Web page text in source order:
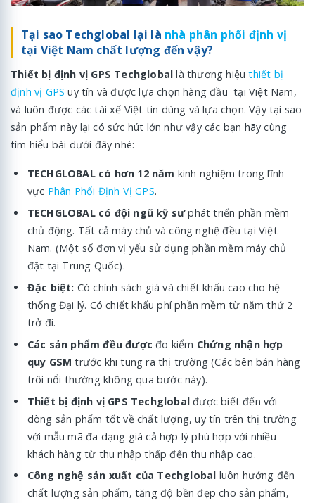
Tại sao Techglobal lại là nhà phân phối định vị
tại Việt Nam chất lượng đến vậy?
Thiết bị định vị GPS Techglobal là thương hiệuthiết bị
định vị GPS uy tín và được lựa chọn hàng đầu tại Việt Nam,
và luôn được các tài xế Việt tin dùng và lựa chọn. Vậy tại sao
sản phẩm này lại có sức hút lớn như vậy các bạn hãy cùng
tìm hiểu bài dưới đây nhé:
TECHGLOBAL có hơn 12 năm kinh nghiệm trong lĩnh
vực Phân Phối Định Vị GPS.
TECHGLOBAL có đội ngũ kỹ sưphát triển phần mềm
chủ động. Tất cả máy chủ và công nghệ đều tại Việt
Nam. (Một số đơn vị yếu sử dụng phần mềm máy chủ
đặt tại Trung Quốc).
Đặc biệt: Có chính sách giá và chiết khấu cao cho hệ
thống Đại lý. Có chiết khấu phí phần mềm từ năm thứ 2
trở đi.
Các sản phẩm đều được đo kiểm Chứng nhận hợp
quy GSM trước khi tung ra thị trường (Các bên bán hàng
trôi nổi thường không qua bước này).
Thiết bị định vị GPS Techglobal được biết đến với
dòng sản phẩm tốt về chất lượng, uy tín trên thị trường
với mẫu mã đa dạng giá cả hợp lý phù hợp với nhiều
khách hàng từ thu nhập thấp đến thu nhập cao.
Công nghệ sản xuất của Techglobal luôn hướng đến
chất lượng sản phẩm, tăng độ bền đẹp cho sản phẩm,